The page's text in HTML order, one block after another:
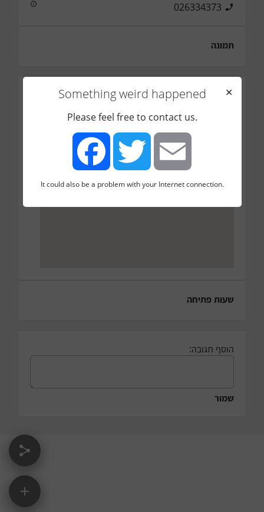
026334373
תמונה
כתובת
שעות פתיחה
הוסף תגובה:
שמור
Something weird happened
✕
Please feel free to contact us.
FacebookTwitter Email
It could also be a problem with your Internet connection.